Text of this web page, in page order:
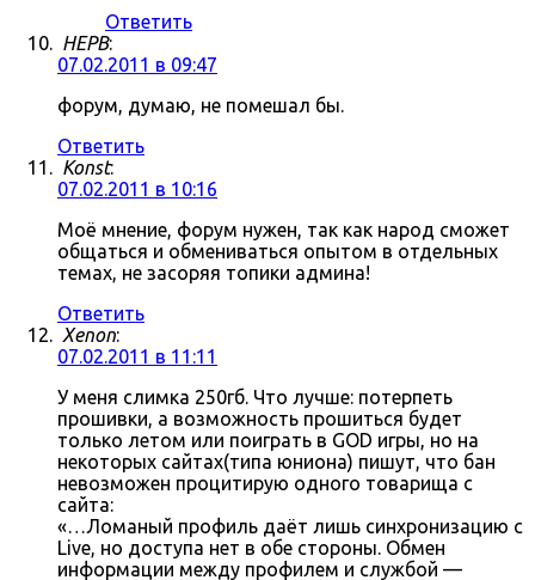
Ответить
HEPB:
07.02.2011 в 09:47
форум, думаю, не помешал бы.
Ответить
Konst:
07.02.2011 в 10:16
Моё мнение, форум нужен, так как народ сможет
общаться и обмениваться опытом в отдельных
темах, не засоряя топики админа!
Ответить
Xenon:
07.02.2011 в 11:11
У меня слимка 250гб. Что лучше: потерпеть
прошивки, а возможность прошиться будет
только летом или поиграть в GOD игры, но на
некоторых сайтах(типа юниона) пишут, что бан
невозможен процитирую одного товарища с
сайта:
«…Ломаный профиль даёт лишь синхронизацию с
Live, но доступа нет в обе стороны. Обмен
информации между профилем и службой —